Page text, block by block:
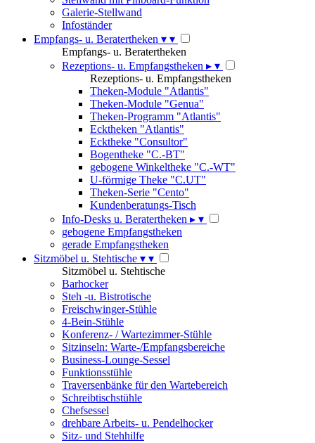
Galerie-Stellwand
Infoständer
Empfangs- u. Beratertheken ▾ ▾
Empfangs- u. Beratertheken
Rezeptions- u. Empfangstheken ▸ ▾
Rezeptions- u. Empfangstheken
Theken-Module "Atlantis"
Theken-Module "Genua"
Theken-Programm "Atlantis"
Ecktheken "Atlantis"
Ecktheke "Consultor"
Bogentheke "C.-BT"
gebogene Winkeltheke "C.-WT"
U-förmige Theke "C.UT"
Theken-Serie "Cento"
Kundenberatungs-Tisch
Info-Desks u. Beratertheken ▸ ▾
gebogene Empfangstheken
gerade Empfangstheken
Sitzmöbel u. Stehtische ▾ ▾
Sitzmöbel u. Stehtische
Barhocker
Steh -u. Bistrotische
Freischwinger-Stühle
4-Bein-Stühle
Konferenz- / Wartezimmer-Stühle
Sitzinseln: Warte-/Empfangsbereiche
Business-Lounge-Sessel
Funktionsstühle
Traversenbänke für den Wartebereich
Schreibtischstühle
Chefsessel
drehbare Arbeits- u. Pendelhocker
Sitz- und Stehhilfe